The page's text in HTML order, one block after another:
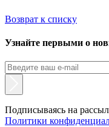
Возврат к списку
Узнайте первыми о
Подписываясь на
Политики